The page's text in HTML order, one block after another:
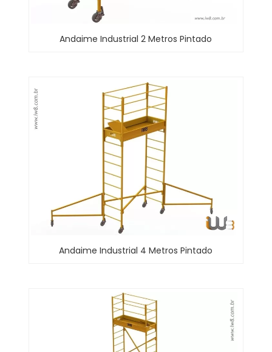
Andaime Industrial 2 Metros Pintado
Andaime Industrial 4 Metros Pintado